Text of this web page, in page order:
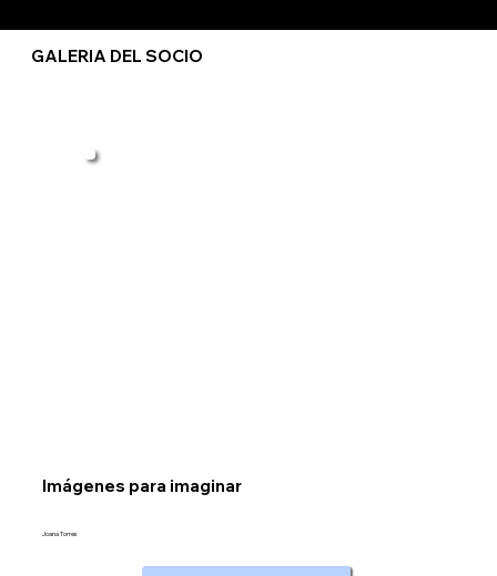
GALERIA DEL SOCIO
Imágenes para imaginar
Joana Torres